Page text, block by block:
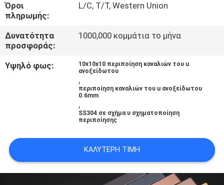
ΕΙΔΉΣΕΙΣ
ΠΕΡΙΠΤΏΣΕΙΣ
Όροι
πληρωμής:
L/C, T/T, Western Union
Δυνατότητα
προσφοράς:
1000,000 κομμάτια το μήνα
Υψηλό φως:
10x10x10 περιποίηση καναλιών του u
ανοξείδωτου
,
περιποίηση καναλιών του u ανοξείδωτου
0.6mm
,
SS304 σε σχήμα υ σχηματοποίηση
περιποίησης
ΚΑΛΎΤΕΡΗ ΤΙΜΉ